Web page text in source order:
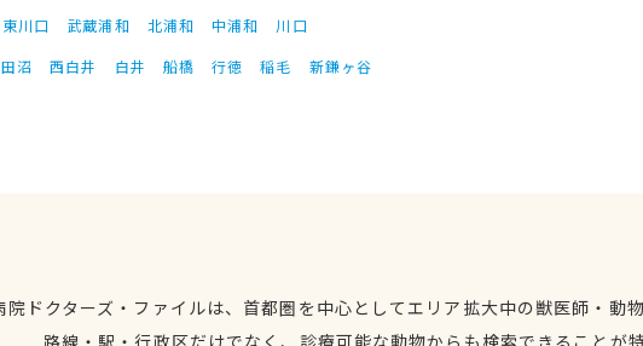
東川口 武蔵浦和 北浦和 中浦和
川口
沼 西白井 白井 船橋 行徳 稲毛 新鎌ヶ谷
院ドクターズ・ファイルは、首都圏を中心としてエリア拡大中の獣医師・動
路線・駅・行政区だけでなく、診療可能な動物からも検索できることが